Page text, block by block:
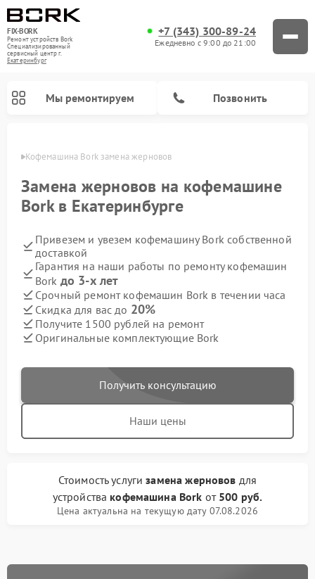
FIX-BORK
Ремонт устройств Bork
Специализированный
cервисный центр г.
Екатеринбург
+7 (343) 300-89-24
Ежедневно с 9:00 до 21:00
Мы ремонтируем Позвонить
Кофемашина Bork замена жерновов
Замена жерновов на кофемашине
Bork в Екатеринбурге
Привезем и увезем кофемашину Bork собственной
доставкой
Гарантия на наши работы по ремонту кофемашин
Bork до 3-х лет
Срочный ремонт кофемашин Bork в течении часа
Скидка для вас до 20%
Получите 1500 рублей на ремонт
Оригинальные комплектующие Bork
Получить консультацию
Наши цены
Стоимость услугизамена жерновов для
устройства кофемашина Bork от 500 руб.
Цена актуальна на текущую дату 07.08.2026